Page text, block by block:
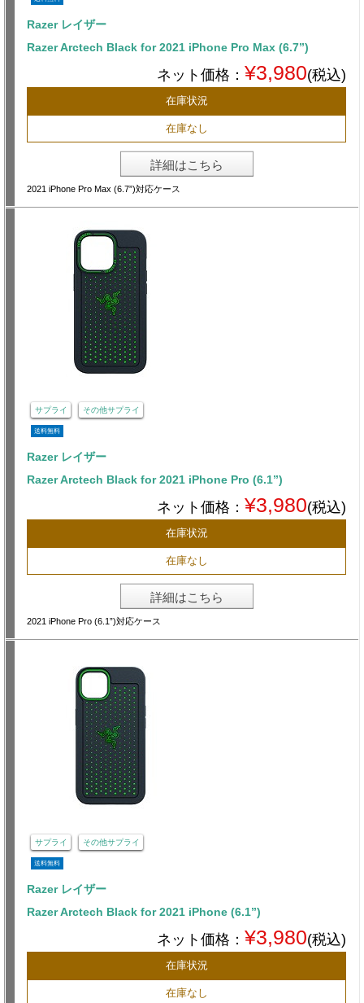
Razer レイザー
Razer Arctech Black for 2021 iPhone Pro Max (6.7”)
ネット価格： ¥3,980(税込)
在庫状況
在庫なし
詳細はこちら
2021 iPhone Pro Max (6.7”)対応ケース
サプライ その他サプライ
送料無料
Razer レイザー
Razer Arctech Black for 2021 iPhone Pro (6.1”)
ネット価格： ¥3,980(税込)
在庫状況
在庫なし
詳細はこちら
2021 iPhone Pro (6.1”)対応ケース
サプライ その他サプライ
送料無料
Razer レイザー
Razer Arctech Black for 2021 iPhone (6.1”)
ネット価格： ¥3,980(税込)
在庫状況
在庫なし